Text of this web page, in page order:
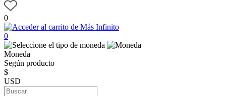
0
0
Moneda
Según producto
$
USD